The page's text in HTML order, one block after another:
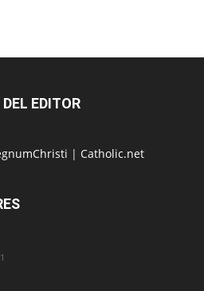
EDITOR
| Catholic.net